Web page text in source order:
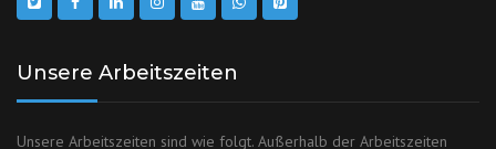
Unsere Arbeitszeiten
Unsere Arbeitszeiten sind wie folgt. Außerhalb der Arbeitszeiten